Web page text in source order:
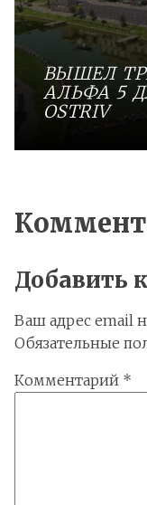
ВЫШЕЛ
АЛЬФА 5
OSTRIV
Добавить
Ваш адрес email
Обязательные
Комментарий *